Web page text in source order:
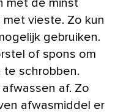
met de minst
vieste. Zo kun
gebruiken.
of spons om
schrobben.
af. Zo
afwasmiddel er